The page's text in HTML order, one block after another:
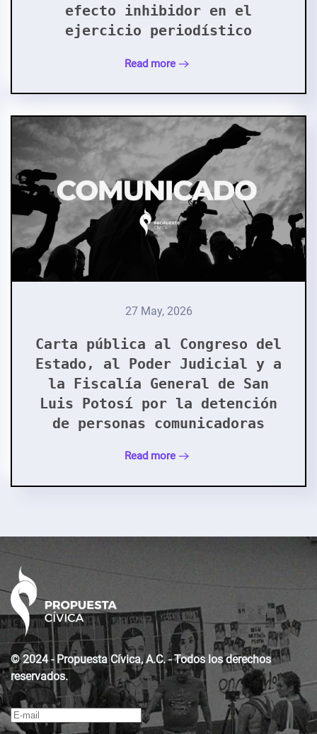
efecto inhibidor en el
ejercicio periodístico
Read more
27 May, 2026
Carta pública al Congreso del
Estado, al Poder Judicial y a
la Fiscalía General de San
Luis Potosí por la detención
de personas comunicadoras
Read more
© 2024 - Propuesta Cívica, A.C. - Todos los derechos
reservados.